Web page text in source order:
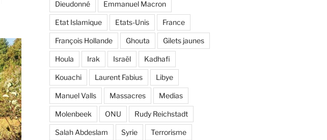
Dieudonné Emmanuel Macron
Etat Islamique Etats-Unis France
François Hollande Ghouta Gilets jaunes
Houla Irak Israël Kadhafi
Kouachi Laurent Fabius Libye
Manuel Valls Massacres Medias
Molenbeek ONU Rudy Reichstadt
Salah Abdeslam Syrie Terrorisme